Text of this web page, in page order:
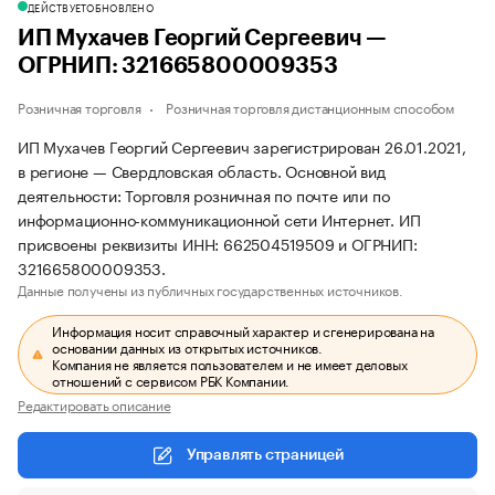
ДЕЙСТВУЕТОБНОВЛЕНО
ИП Мухачев Георгий Сергеевич —
ОГРНИП: 321665800009353
Розничная торговля Розничная торговля дистанционным способом
ИП Мухачев Георгий Сергеевич зарегистрирован 26.01.2021,
в регионе — Свердловская область. Основной вид
деятельности: Торговля розничная по почте или по
информационно-коммуникационной сети Интернет. ИП
присвоены реквизиты ИНН: 662504519509 и ОГРНИП:
321665800009353.
Данные получены из публичных государственных источников.
Информация носит справочный характер и сгенерирована на
основании данных из открытых источников.
Компания не является пользователем и не имеет деловых
отношений с сервисом РБК Компании.
Редактировать описание
Управлять страницей